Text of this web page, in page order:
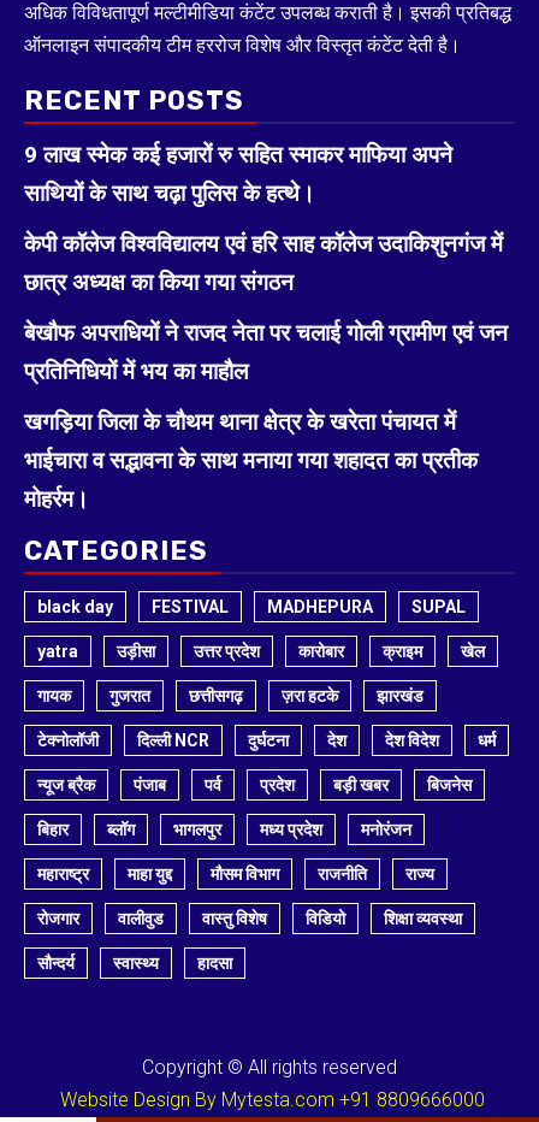
अधिक विविधतापूर्ण मल्टीमीडिया कंटेंट उपलब्ध कराती है। इसकी प्रतिबद्ध
ऑनलाइन संपादकीय टीम हररोज विशेष और विस्तृत कंटेंट देती है।
RECENT POSTS
9 लाख स्मेक कई हजारों रु सहित स्माकर माफिया अपने
साथियों के साथ चढ़ा पुलिस के हत्थे।
केपी कॉलेज विश्वविद्यालय एवं हरि साह कॉलेज उदाकिशुनगंज में
छात्र अध्यक्ष का किया गया संगठन
बेखौफ अपराधियों ने राजद नेता पर चलाई गोली ग्रामीण एवं जन
प्रतिनिधियों में भय का माहौल
खगड़िया जिला के चौथम थाना क्षेत्र के खरेता पंचायत में
भाईचारा व सद्भावना के साथ मनाया गया शहादत का प्रतीक
मोहर्रम।
CATEGORIES
black day FESTIVAL MADHEPURA SUPAL
yatra उड़ीसा उत्तर प्रदेश कारोबार क्राइम खेल
गायक गुजरात छत्तीसगढ़ ज़रा हटके झारखंड
टेक्नोलॉजी दिल्ली NCR दुर्घटना देश देश विदेश धर्म
न्यूज ब्रैक पंजाब पर्व प्रदेश बड़ी खबर बिजनेस
बिहार ब्लॉग भागलपुर मध्य प्रदेश मनोरंजन
महाराष्ट्र माहा युद्द मौसम विभाग राजनीति राज्य
रोजगार वालीवुड वास्तु विशेष विडियो शिक्षा व्यवस्था
सौन्दर्य स्वास्थ्य हादसा
Copyright © All rights reserved
Website Design By Mytesta.com +91 8809666000